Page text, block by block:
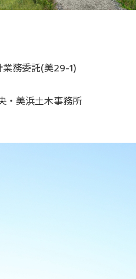
務委託(美29-1)
美浜土木事務所